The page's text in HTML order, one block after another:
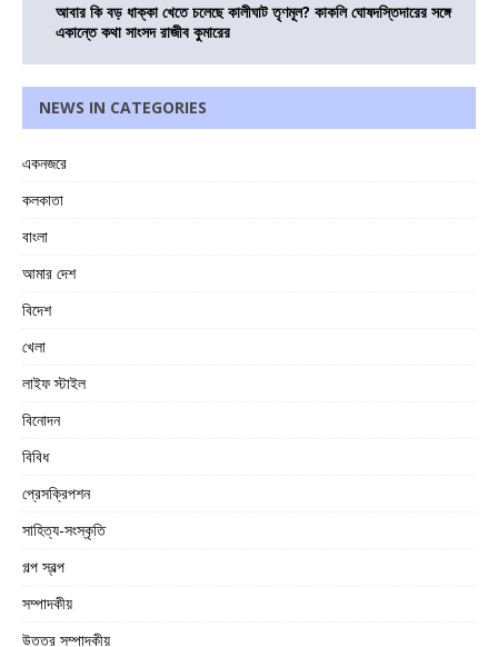
আবার কি বড় ধাক্কা খেতে চলেছে কালীঘাট তৃণমূল? কাকলি ঘোষদস্তিদারের সঙ্গে
একান্তে কথা সাংসদ রাজীব কুমারের
NEWS IN CATEGORIES
একনজরে
কলকাতা
বাংলা
আমার দেশ
বিদেশ
খেলা
লাইফ স্টাইল
বিনোদন
বিবিধ
প্রেসক্রিপশন
সাহিত্য-সংস্কৃতি
গল্প স্বল্প
সম্পাদকীয়
উত্তর সম্পাদকীয়